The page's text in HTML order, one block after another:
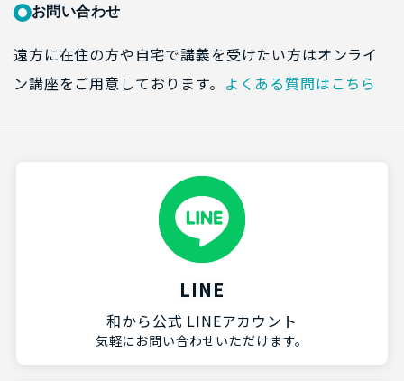
お問い合わせ
遠方に在住の方や自宅で講義を受けたい方はオンライ
ン講座をご用意しております。 よくある質問はこちら
LINE
和から公式 LINEアカウント
気軽にお問い合わせいただけます。